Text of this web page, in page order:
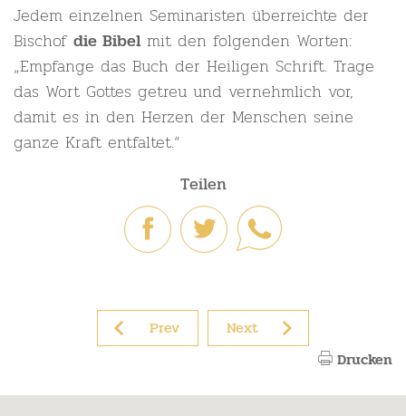
Jedem einzelnen Seminaristen überreichte der
Bischof die Bibel mit den folgenden Worten:
„Empfange das Buch der Heiligen Schrift. Trage
das Wort Gottes getreu und vernehmlich vor,
damit es in den Herzen der Menschen seine
ganze Kraft entfaltet.“
Teilen
Prev
Next
Drucken